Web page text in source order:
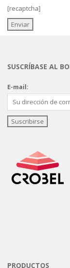
[recaptcha]
SUSCRÍBASE AL
E-mail:
PRODUCTOS